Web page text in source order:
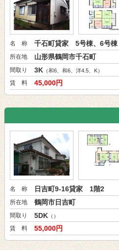
名 称 千石町貸家 5号棟、6号棟
所在地 山形県鶴岡市千石町
間取り 3K （和6、和6、洋4.5、K）
賃 料 45,000円
名 称 日吉町9-16貸家 1階2
所在地 鶴岡市日吉町
間取り 5DK （）
賃 料 55,000円